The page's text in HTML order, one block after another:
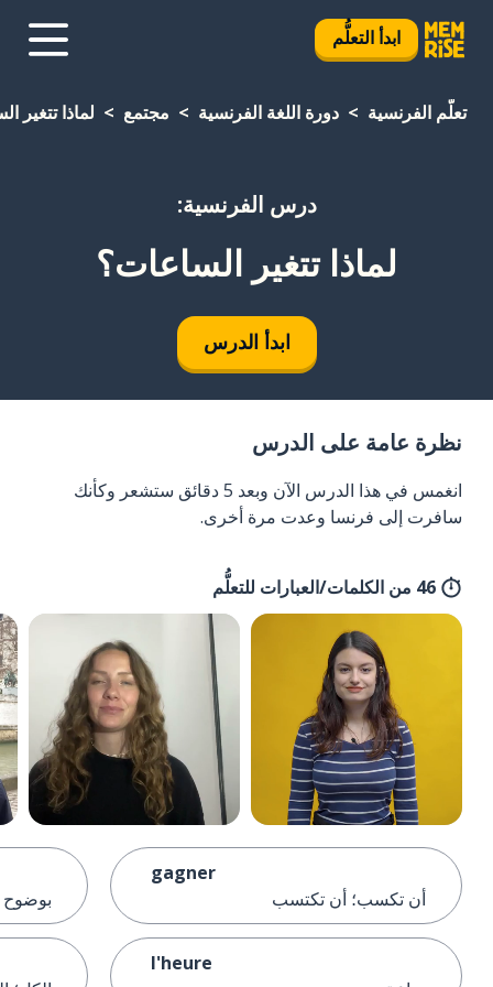
ابدأ التعلُّم
تعلَّم الفرنسية دورة اللغة الفرنسية مجتمع لماذا تتغير
درس الفرنسية:
لماذا تتغير الساعات؟
ابدأ الدرس
نظرة عامة على الدرس
انغمس في هذا الدرس الآن وبعد 5 دقائق ستشعر وكأنك
سافرت إلى فرنسا وعدت مرة أخرى.
46 من الكلمات/العبارات للتعلُّم
gagner
أن تكسب؛ أن تكتسب
l'heure
بوضوح